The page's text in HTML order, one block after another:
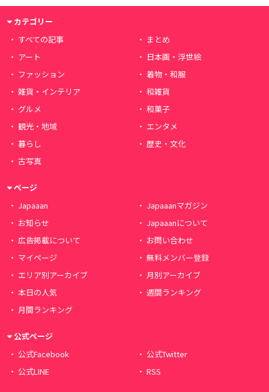
カテゴリー
すべての記事
まとめ
アート
日本画・浮世絵
ファッション
着物・和服
雑貨・インテリア
和雑貨
グルメ
和菓子
観光・地域
エンタメ
暮らし
歴史・文化
古写真
ページ
Japaaan
Japaaanマガジン
お知らせ
Japaaanについて
広告掲載について
お問い合わせ
マイページ
無料メンバー登録
エリア別アーカイブ
月別アーカイブ
本日の人気
週間ランキング
月間ランキング
公式ページ
公式Facebook
公式Twitter
公式LINE
RSS